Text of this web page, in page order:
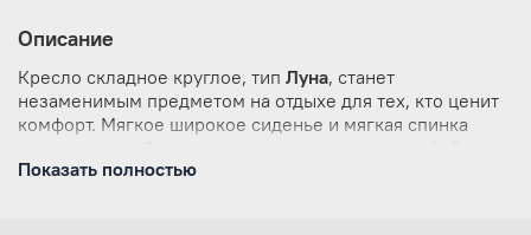
Описание
Кресло складное круглое, тип Луна, станет
незаменимым предметом на отдыхе для тех, кто ценит
комфорт. Мягкое широкое сиденье и мягкая спинка
комплекции. Складывается оно в удобный чехол для
Показать полностью